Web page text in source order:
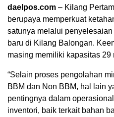
daelpos.com – Kilang
berupaya memperkuat
satunya melalui
baru di Kilang Balongan.
masing memiliki kapasitas 29
“Selain proses pengolahan
BBM dan Non BBM, hal lain
pentingnya dalam
inventori, baik terkait bahan